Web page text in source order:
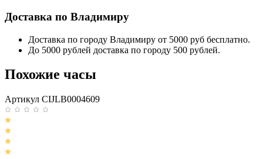
Доставка по Владимиру
Доставка по городу Владимиру от 5000 руб бесплатно.
До 5000 рублей доставка по городу 500 рублей.
Похожие часы
Артикул CIJLB0004609